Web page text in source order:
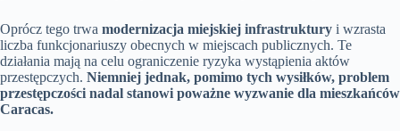
Oprócz tego trwa modernizacja miejskiej infrastruktury i wzrasta
liczba funkcjonariuszy obecnych w miejscach publicznych. Te
działania mają na celu ograniczenie ryzyka wystąpienia aktów
przestępczych. Niemniej jednak, pomimo tych wysiłków, problem
przestępczości nadal stanowi poważne wyzwanie dla mieszkańców
Caracas.